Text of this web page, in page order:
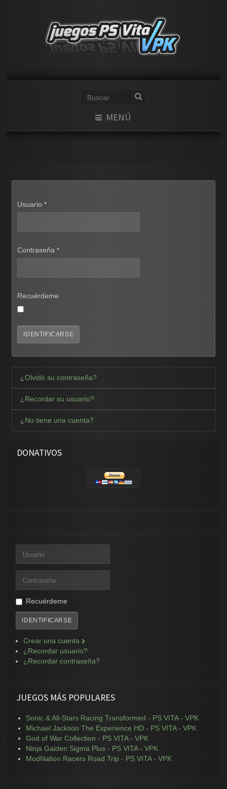
MENÚ
Usuario*
Contraseña*
Recuérdeme
IDENTIFICARSE
¿Olvidó su contraseña?
¿Recordar su usuario?
¿No tiene una cuenta?
DONATIVOS
Recuérdeme
IDENTIFICARSE
Crear una cuenta
¿Recordar usuario?
¿Recordar contraseña?
JUEGOS MÁS POPULARES
Sonic & All-Stars Racing Transformed - PS VITA - VPK
Michael Jackson The Experience HD - PS VITA - VPK
God of War Collection - PS VITA - VPK
Ninja Gaiden Sigma Plus - PS VITA - VPK
ModNation Racers Road Trip - PS VITA - VPK